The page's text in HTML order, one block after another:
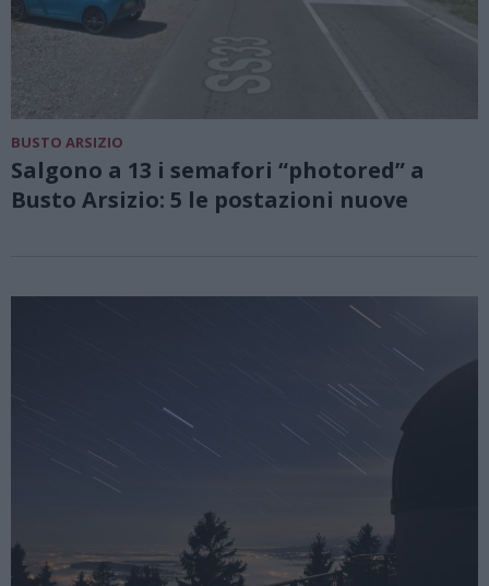
BUSTO ARSIZIO
Salgono a 13 i semafori “photored” a
Busto Arsizio: 5 le postazioni nuove